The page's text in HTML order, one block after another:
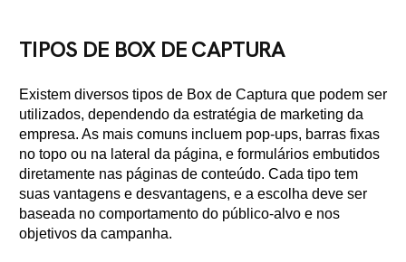
TIPOS DE BOX DE CAPTURA
Existem diversos tipos de Box de Captura que podem ser
utilizados, dependendo da estratégia de marketing da
empresa. As mais comuns incluem pop-ups, barras fixas
no topo ou na lateral da página, e formulários embutidos
diretamente nas páginas de conteúdo. Cada tipo tem
suas vantagens e desvantagens, e a escolha deve ser
baseada no comportamento do público-alvo e nos
objetivos da campanha.